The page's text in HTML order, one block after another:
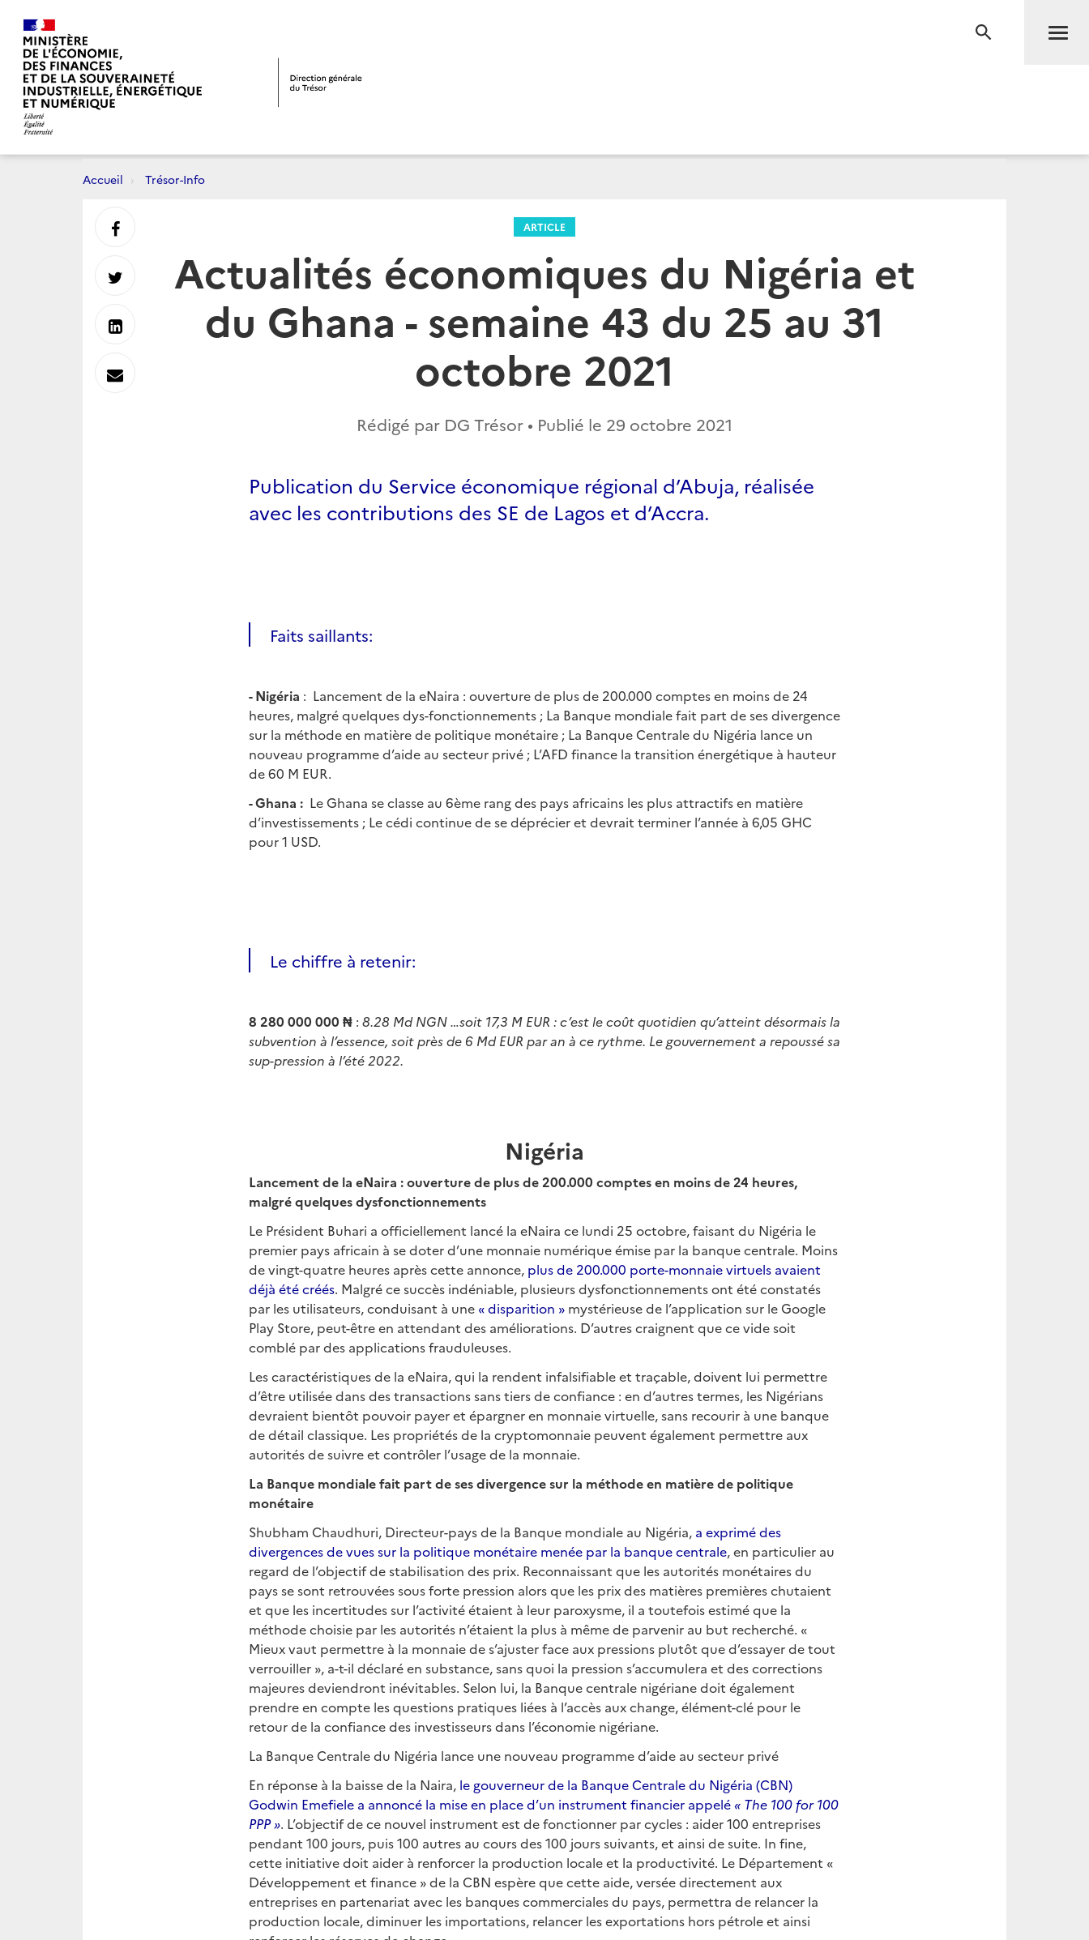
RECHERCHE
Accueil Trésor-Info
ARTICLE
Actualités économiques du Nigéria et
du Ghana - semaine 43 du 25 au 31
octobre 2021
Rédigé par DG Trésor • Publié le 29 octobre 2021
Publication du Service économique régional d’Abuja, réalisée
avec les contributions des SE de Lagos et d’Accra.
Faits saillants:
- Nigéria : Lancement de la eNaira : ouverture de plus de 200.000 comptes en moins de 24
heures, malgré quelques dys-fonctionnements ; La Banque mondiale fait part de ses divergence
sur la méthode en matière de politique monétaire ; La Banque Centrale du Nigéria lance un
nouveau programme d’aide au secteur privé ; L’AFD finance la transition énergétique à hauteur
de 60 M EUR.
- Ghana : Le Ghana se classe au 6ème rang des pays africains les plus attractifs en matière
d’investissements ; Le cédi continue de se déprécier et devrait terminer l’année à 6,05 GHC
pour 1 USD.
Le chiffre à retenir:
8 280 000 000 ₦ : 8.28 Md NGN …soit 17,3 M EUR : c’est le coût quotidien qu’atteint désormais la
subvention à l’essence, soit près de 6 Md EUR par an à ce rythme. Le gouvernement a repoussé sa
sup-pression à l’été 2022.
Nigéria
Lancement de la eNaira : ouverture de plus de 200.000 comptes en moins de 24 heures,
malgré quelques dysfonctionnements
Le Président Buhari a officiellement lancé la eNaira ce lundi 25 octobre, faisant du Nigéria le
premier pays africain à se doter d’une monnaie numérique émise par la banque centrale. Moins
de vingt-quatre heures après cette annonce, plus de 200.000 porte-monnaie virtuels avaient
déjà été créés. Malgré ce succès indéniable, plusieurs dysfonctionnements ont été constatés
par les utilisateurs, conduisant à une « disparition » mystérieuse de l’application sur le Google
Play Store, peut-être en attendant des améliorations. D’autres craignent que ce vide soit
comblé par des applications frauduleuses.
Les caractéristiques de la eNaira, qui la rendent infalsifiable et traçable, doivent lui permettre
d’être utilisée dans des transactions sans tiers de confiance : en d’autres termes, les Nigérians
devraient bientôt pouvoir payer et épargner en monnaie virtuelle, sans recourir à une banque
de détail classique. Les propriétés de la cryptomonnaie peuvent également permettre aux
autorités de suivre et contrôler l’usage de la monnaie.
La Banque mondiale fait part de ses divergence sur la méthode en matière de politique
monétaire
Shubham Chaudhuri, Directeur-pays de la Banque mondiale au Nigéria, a exprimé des
divergences de vues sur la politique monétaire menée par la banque centrale, en particulier au
regard de l’objectif de stabilisation des prix. Reconnaissant que les autorités monétaires du
pays se sont retrouvées sous forte pression alors que les prix des matières premières chutaient
et que les incertitudes sur l’activité étaient à leur paroxysme, il a toutefois estimé que la
méthode choisie par les autorités n’étaient la plus à même de parvenir au but recherché. «
Mieux vaut permettre à la monnaie de s’ajuster face aux pressions plutôt que d’essayer de tout
verrouiller », a-t-il déclaré en substance, sans quoi la pression s’accumulera et des corrections
majeures deviendront inévitables. Selon lui, la Banque centrale nigériane doit également
prendre en compte les questions pratiques liées à l’accès aux change, élément-clé pour le
retour de la confiance des investisseurs dans l’économie nigériane.
La Banque Centrale du Nigéria lance une nouveau programme d’aide au secteur privé
En réponse à la baisse de la Naira, le gouverneur de la Banque Centrale du Nigéria (CBN)
Godwin Emefiele a annoncé la mise en place d’un instrument financier appelé« The 100 for 100
PPP». L’objectif de ce nouvel instrument est de fonctionner par cycles : aider 100 entreprises
pendant 100 jours, puis 100 autres au cours des 100 jours suivants, et ainsi de suite. In fine,
cette initiative doit aider à renforcer la production locale et la productivité. Le Département «
Développement et finance » de la CBN espère que cette aide, versée directement aux
entreprises en partenariat avec les banques commerciales du pays, permettra de relancer la
production locale, diminuer les importations, relancer les exportations hors pétrole et ainsi
Partager
sur
Partager
sur
Partager
sur
Envoyer